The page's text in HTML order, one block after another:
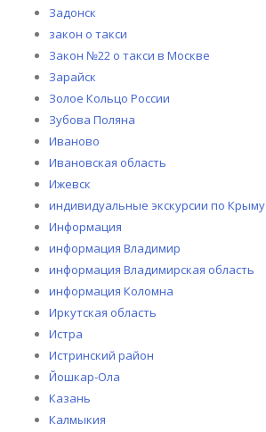
Задонск
закон о такси
Закон №22 о такси в Москве
Зарайск
Золое Кольцо России
Зубова Поляна
Иваново
Ивановская область
Ижевск
индивидуальные экскурсии по Крыму
Информация
информация Владимир
информация Владимирская область
информация Коломна
Иркутская область
Истра
Истринский район
Йошкар-Ола
Казань
Калмыкия